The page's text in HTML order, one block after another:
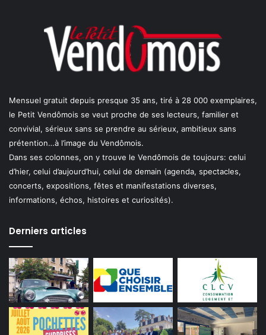
Mensuel gratuit depuis presque 35 ans, tiré à 28 000 exemplaires,
le Petit Vendômois se veut proche de ses lecteurs, familier et
convivial, sérieux sans se prendre au sérieux, ambitieux sans
prétention…à l’image du Vendômois.
Dans ses colonnes, on y trouve le Vendômois de toujours: celui
d’hier, celui d’aujourd’hui, celui de demain (agenda, spectacles,
concerts, expositions, fêtes et manifestations diverses,
informations, échos, histoires et curiosités).
Derniers articles